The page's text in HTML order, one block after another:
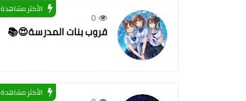
0
الأكثر مشاهدة
قروب بنات المدرسة😍📚
الأكثر مشاهدة